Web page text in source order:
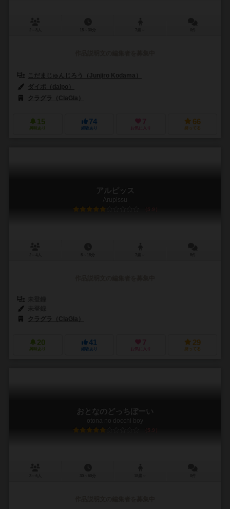
こだまじゅんじろう（Junjiro Kodama）
ダイポ（daipo）
クラグラ（ClaGla）
15
興味あり
74
経験あり
7
お気に入り
66
持ってる
アルピッス
Arupissu
5.9
クラグラ（ClaGla）
20
興味あり
41
経験あり
7
お気に入り
29
持ってる
おとなのどっちぼーい
otona no docchi boy
5.9